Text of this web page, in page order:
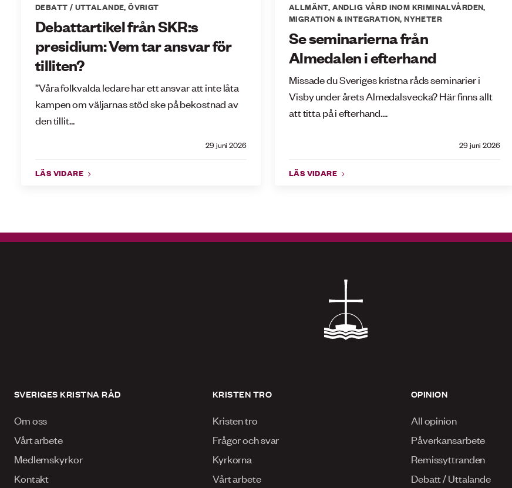
DEBATT / UTTALANDE,ÖVRIGT
Debattartikel från SKR:s
presidium: Vem tar ansvar för
tilliten?
29 juni 2026
”Våra folkvalda ledare har ett ansvar att inte låta
kampen om väljarnas stöd ske på bekostnad av
den tillit...
LÄS VIDARE
ALLMÄNT, ANDLIG VÅRD INOM KRIMINALVÅRDEN,
MIGRATION & INTEGRATION,NYHETER
Se seminarierna från
Almedalen i efterhand
29 juni 2026
Missade du Sveriges kristna råds seminarier i
Visby under årets Almedalsvecka? Här finns allt
att titta på i efterhand....
LÄS VIDARE
SVERIGES KRISTNA RÅD
Om oss
Vårt arbete
Medlemskyrkor
Kontakt
KRISTEN TRO
Kristen tro
Frågor och svar
Kyrkorna
Vårt arbete
OPINION
All opinion
Påverkansarbete
Remissyttranden
Debatt / Uttalande